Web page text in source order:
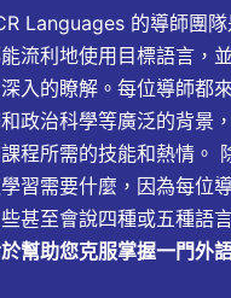
Languages 的導師團
流利地使用目標語言，
入的瞭解。每位導師都
政治科學等廣泛的背景
程所需的技能和熱情。
習需要什麼，因為每位
甚至會說四種或五種語
幫助您克服掌握一門外